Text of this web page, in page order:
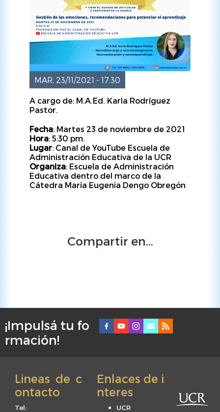
MAR, 23/11/2021 - 17:30
A cargo de: M.A.Ed. Karla Rodríguez
Pastor.
Fecha: Martes 23 de noviembre de 2021
Hora: 5:30 pm.
Lugar: Canal de YouTube Escuela de
Administración Educativa de la UCR
Organiza: Escuela de Administración
Educativa dentro del marco de la
Cátedra María Eugenia Dengo Obregón
Compartir en...
F
o
¡Impulsá tu fo
rmación!
Lineas de c
ontacto
Tel:
Enlaces de i
nteres
UCR